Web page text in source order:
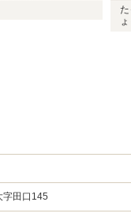
字田口145